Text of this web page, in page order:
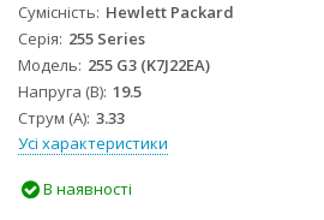
Сумісність Hewlett Packard
Серія 255 Series
Модель 255 G3 (K7J22EA)
Напруга (В) 19.5
Струм (А) 3.33
Усі характеристики
В наявності